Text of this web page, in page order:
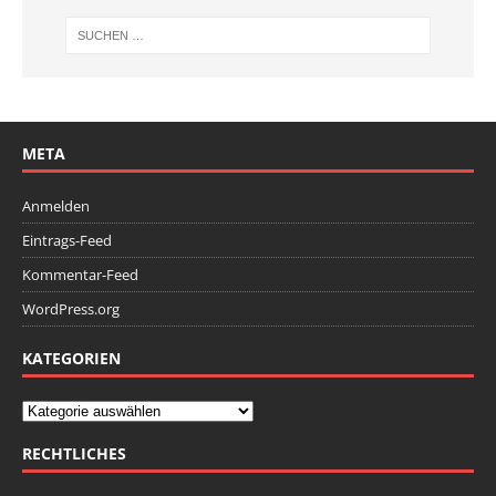
META
Anmelden
Eintrags-Feed
Kommentar-Feed
WordPress.org
KATEGORIEN
RECHTLICHES